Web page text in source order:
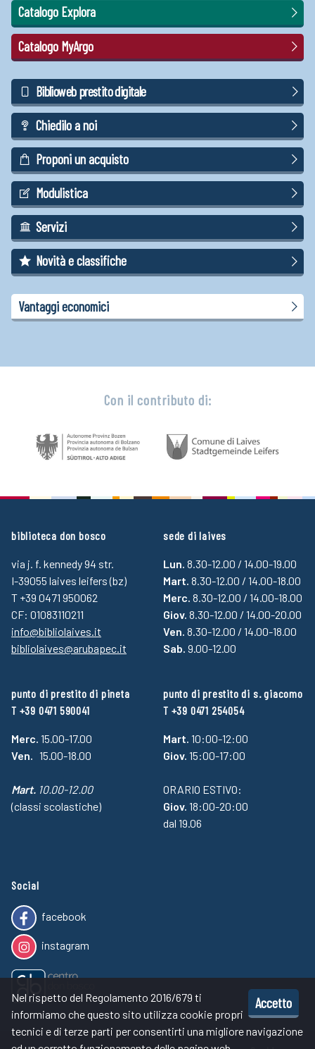
Catalogo Explora
Catalogo MyArgo
Biblioweb prestito digitale
Chiedilo a noi
Proponi un acquisto
Modulistica
Servizi
Novità e classifiche
Vantaggi economici
Con il contributo di:
biblioteca don bosco
via j. f. kennedy 94 str.
I-39055 laives leifers (bz)
T +39 0471 950062
CF: 01083110211
info@bibliolaives.it
bibliolaives@arubapec.it
sede di laives
Lun. 8.30-12.00 / 14.00-19.00
Mart. 8.30-12.00 / 14.00-18.00
Merc. 8.30-12.00 / 14.00-18.00
Giov. 8.30-12.00 / 14.00-20.00
Ven. 8.30-12.00 / 14.00-18.00
Sab. 9.00-12.00
punto di prestito di pineta
T +39 0471 590041
Merc. 15.00-17.00
Ven.
15.00-18.00
Mart. 10.00-12.00
(classi scolastiche)
punto di prestito di s. giacomo
T +39 0471 254054
Mart. 10:00-12:00
Giov. 15:00-17:00
ORARIO ESTIVO:
Giov. 18:00-20:00
dal 19.06
Social
facebook
instagram
Accetto
Nel rispetto del Regolamento 2016/679 ti
informiamo che questo sito utilizza cookie propri
tecnici e di terze parti per consentirti una migliore navigazione